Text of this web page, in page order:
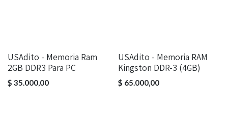
USAdito - Memoria Ram
2GB DDR3 Para PC
$ 35.000,00
USAdito - Memoria RAM
Kingston DDR-3 (4GB)
$ 65.000,00